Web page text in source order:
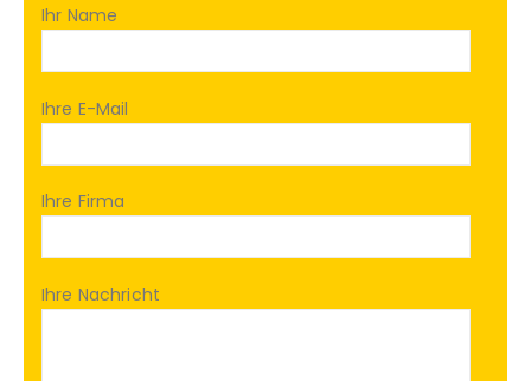
Ihr Name
Ihre E-Mail
Ihre Firma
Ihre Nachricht